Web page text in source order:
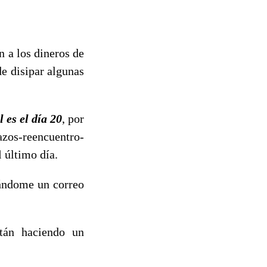
a los dineros de
disipar algunas
es el día 20, por
reencuentro-
último día.
un correo
haciendo un